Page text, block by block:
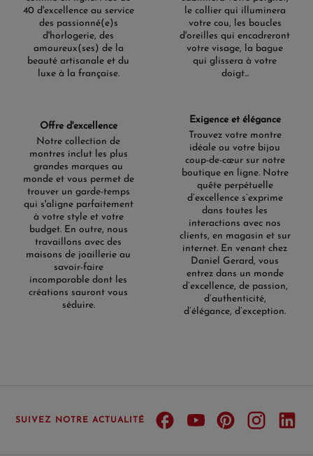
40 d'excellence au service
des passionné(e)s
d'horlogerie, des
amoureux(ses) de la
beauté artisanale et du
luxe à la française.
le collier qui illuminera
votre cou, les boucles
d'oreilles qui encadreront
votre visage, la bague
qui glissera à votre
doigt...
Offre d'excellence
Notre collection de
montres inclut les plus
grandes marques au
monde et vous permet de
trouver un garde-temps
qui s'aligne parfaitement
à votre style et votre
budget. En outre, nous
travaillons avec des
maisons de joaillerie au
savoir-faire
incomparable dont les
créations sauront vous
séduire.
Exigence et élégance
Trouvez votre montre
idéale ou votre bijou
coup-de-cœur sur notre
boutique en ligne. Notre
quête perpétuelle
d’excellence s’exprime
dans toutes les
interactions avec nos
clients, en magasin et sur
internet. En venant chez
Daniel Gerard, vous
entrez dans un monde
d’excellence, de passion,
d’authenticité,
d’élégance, d’exception.
SUIVEZ NOTRE ACTUALITÉ